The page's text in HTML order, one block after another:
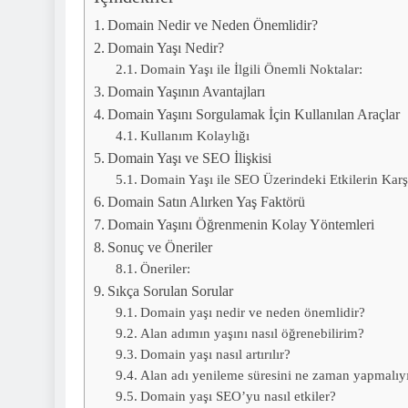
Domain Nedir ve Neden Önemlidir?
Domain Yaşı Nedir?
Domain Yaşı ile İlgili Önemli Noktalar:
Domain Yaşının Avantajları
Domain Yaşını Sorgulamak İçin Kullanılan Araçlar
Kullanım Kolaylığı
Domain Yaşı ve SEO İlişkisi
Domain Yaşı ile SEO Üzerindeki Etkilerin
Domain Satın Alırken Yaş Faktörü
Domain Yaşını Öğrenmenin Kolay Yöntemleri
Sonuç ve Öneriler
Öneriler:
Sıkça Sorulan Sorular
Domain yaşı nedir ve neden önemlidir?
Alan adımın yaşını nasıl öğrenebilirim?
Domain yaşı nasıl artırılır?
Alan adı yenileme süresini ne zaman
Domain yaşı SEO’yu nasıl etkiler?